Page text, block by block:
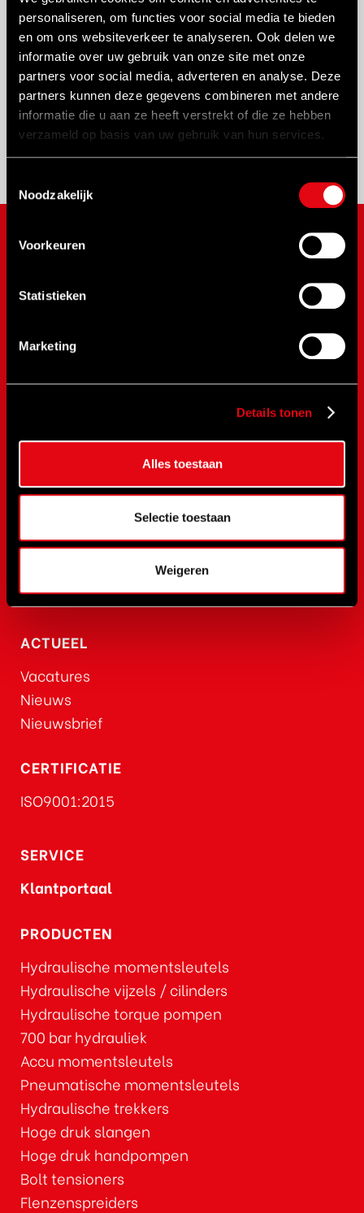
personaliseren, om functies voor social media te bieden
en om ons websiteverkeer te analyseren. Ook delen we
informatie over uw gebruik van onze site met onze
partners voor social media, adverteren en analyse. Deze
partners kunnen deze gegevens combineren met andere
informatie die u aan ze heeft verstrekt of die ze hebben
verzameld op basis van uw gebruik van hun services.
Noodzakelijk
Voorkeuren
Statistieken
Marketing
Details tonen
Alles toestaan
Selectie toestaan
Weigeren
Met één hand te bedienen
Geen open vuur
Veilig in gebruik
Inzetbaar in diverse toepassingsgebieden
Voor moeilijk toegankelijke plaatsen
Onderhoudsvrij
NOVUS
SPX Power Team
RenQuip
Safewrench
Rehobot
Red Rooster
ACTUEEL
Vacatures
Nieuws
Nieuwsbrief
CERTIFICATIE
ISO9001:2015
SERVICE
Klantportaal
PRODUCTEN
Hydraulische momentsleutels
Hydraulische vijzels / cilinders
Hydraulische torque pompen
700 bar hydrauliek
Accu momentsleutels
Pneumatische momentsleutels
Hydraulische trekkers
Hoge druk slangen
Hoge druk handpompen
Bolt tensioners
Flenzenspreiders